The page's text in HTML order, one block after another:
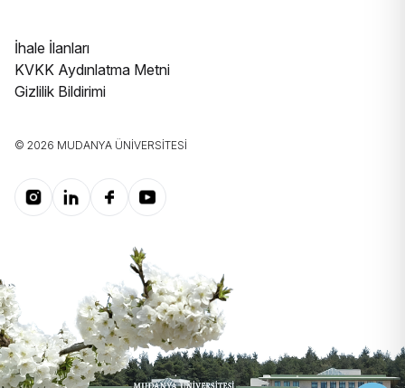
İhale İlanları
KVKK Aydınlatma Metni
Gizlilik Bildirimi
© 2026 MUDANYA ÜNIVERSITESI